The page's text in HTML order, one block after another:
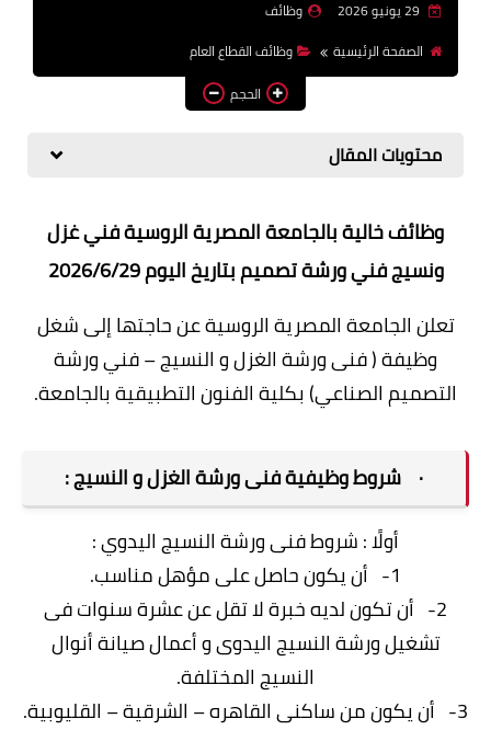
بالجامعات والمعاهد
اخبار
وظائف
الصفحة الرئيسية
وظائف القطاع العام
الحجم
محتويات المقال
وظائف خالية بالجامعة المصرية الروسية فني غزل
ونسيج فني ورشة تصميم بتاريخ اليوم 2026/6/29
تعلن الجامعة المصرية الروسية عن حاجتها إلى شغل
وظيفة ( فنى ورشة الغزل و النسيج – فني ورشة
التصميم الصناعي) بكلية الفنون التطبيقية بالجامعة.
· شروط وظيفية فنى ورشة الغزل و النسيج :
أولًا : شروط فنى ورشة النسيج اليدوي :
1- أن يكون حاصل على مؤهل مناسب.
2- أن تكون لديه خبرة لا تقل عن عشرة سنوات فى
تشغيل ورشة النسيج اليدوى و أعمال صيانة أنوال
النسيج المختلفة.
3- أن يكون من ساكنى القاهره – الشرقية – القليوبية.